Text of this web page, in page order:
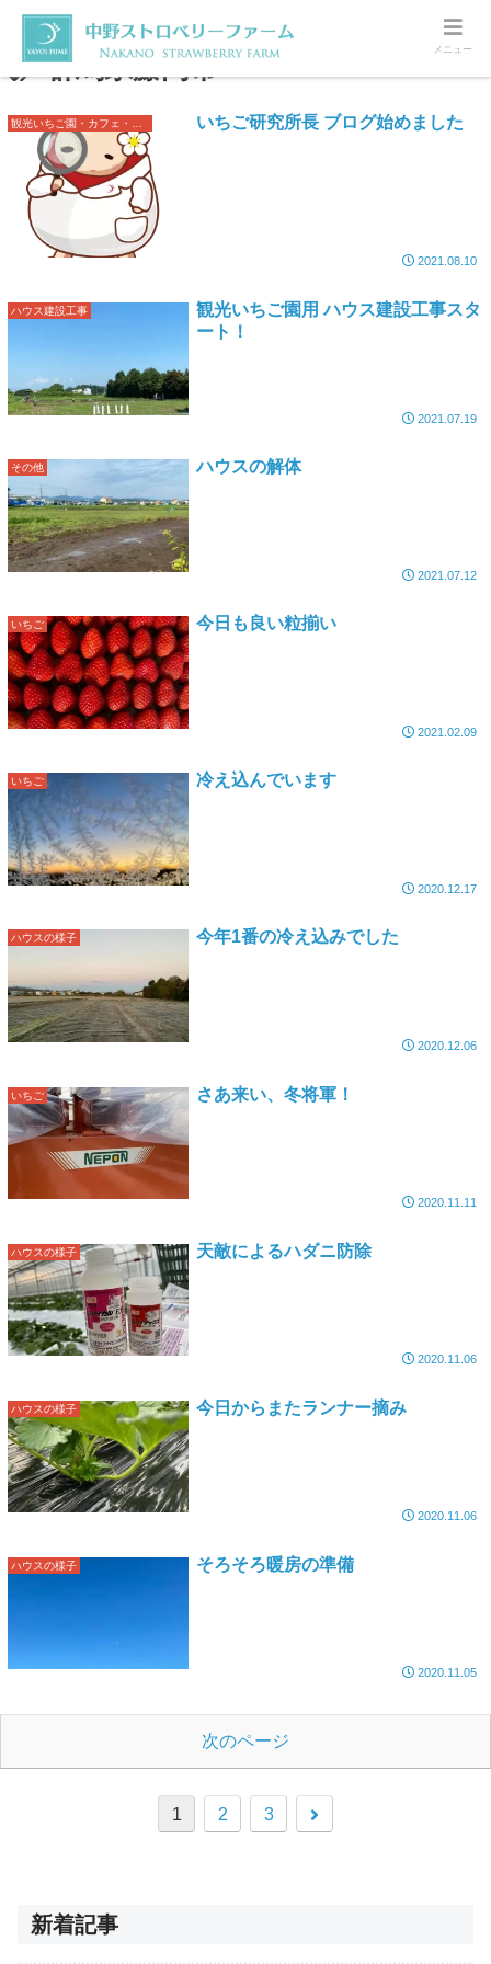
群馬県藤岡市
いちご研究所長 ブログ始めました
2021.08.10
ハウス建設工事
観光いちご園用 ハウス建設工事スタ
ート！
2021.07.19
その他 ハウスの解体
2021.07.12
いちご 今日も良い粒揃い
2021.02.09
いちご 冷え込んでいます
2020.12.17
ハウスの様子 今年1番の冷え込みでした
2020.12.06
いちご さあ来い、冬将軍！
2020.11.11
ハウスの様子 天敵によるハダニ防除
2020.11.06
ハウスの様子 今日からまたランナー摘み
2020.11.06
ハウスの様子 そろそろ暖房の準備
2020.11.05
次のページ
1 2 3
新着記事
メニュー